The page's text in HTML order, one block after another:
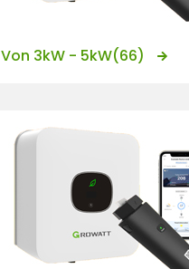
Von 3kW - 5kW(66)